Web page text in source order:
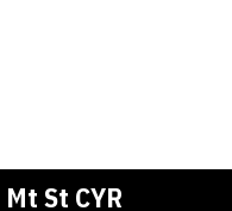
St CYR